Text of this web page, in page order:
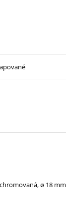
ø 18 mm